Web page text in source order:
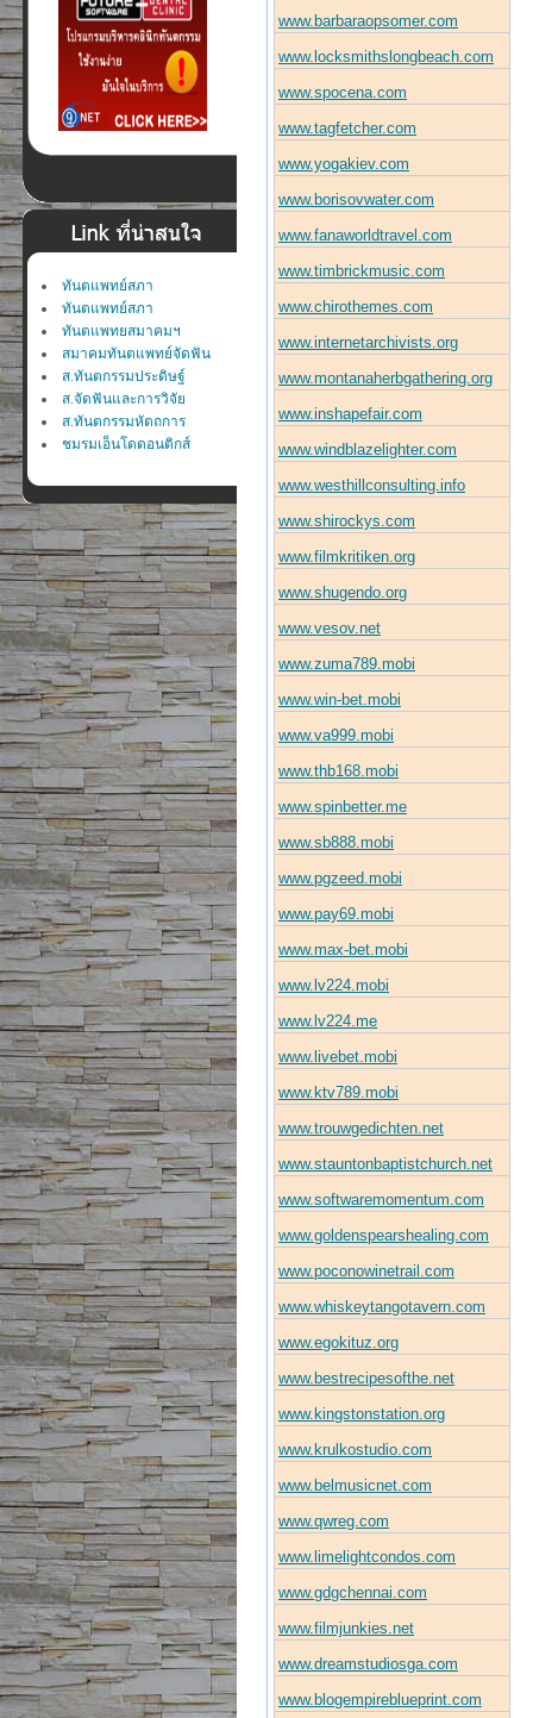
ทันตแพทย์สภา
ทันตแพทย์สภา
ทันตแพทยสมาคมฯ
สมาคมทันตแพทย์จัดฟัน
ส.ทันตกรรมประดิษฐ์
ส.จัดฟันและการวิจัย
ส.ทันตกรรมหัตถการ
ชมรมเอ็นโดดอนติกส์
www.barbaraopsomer.com
www.locksmithslongbeach.com
www.spocena.com
www.tagfetcher.com
www.yogakiev.com
www.borisovwater.com
www.fanaworldtravel.com
www.timbrickmusic.com
www.chirothemes.com
www.internetarchivists.org
www.montanaherbgathering.org
www.inshapefair.com
www.windblazelighter.com
www.westhillconsulting.info
www.shirockys.com
www.filmkritiken.org
www.shugendo.org
www.vesov.net
www.zuma789.mobi
www.win-bet.mobi
www.va999.mobi
www.thb168.mobi
www.spinbetter.me
www.sb888.mobi
www.pgzeed.mobi
www.pay69.mobi
www.max-bet.mobi
www.lv224.mobi
www.lv224.me
www.livebet.mobi
www.ktv789.mobi
www.trouwgedichten.net
www.stauntonbaptistchurch.net
www.softwaremomentum.com
www.goldenspearshealing.com
www.poconowinetrail.com
www.whiskeytangotavern.com
www.egokituz.org
www.bestrecipesofthe.net
www.kingstonstation.org
www.krulkostudio.com
www.belmusicnet.com
www.qwreg.com
www.limelightcondos.com
www.gdgchennai.com
www.filmjunkies.net
www.dreamstudiosga.com
www.blogempireblueprint.com